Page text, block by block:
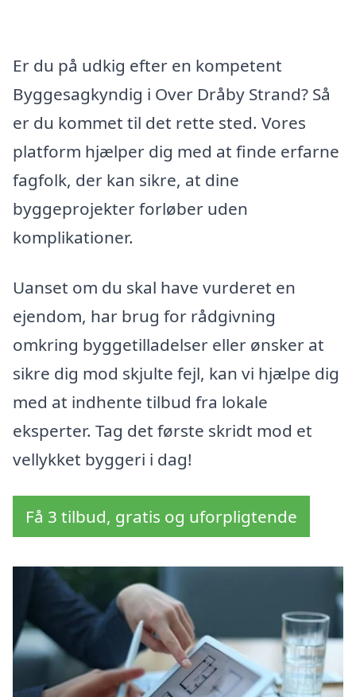
Er du på udkig efter en kompetent
Byggesagkyndig i Over Dråby Strand? Så
er du kommet til det rette sted. Vores
platform hjælper dig med at finde erfarne
fagfolk, der kan sikre, at dine
byggeprojekter forløber uden
komplikationer.
Uanset om du skal have vurderet en
ejendom, har brug for rådgivning
omkring byggetilladelser eller ønsker at
sikre dig mod skjulte fejl, kan vi hjælpe dig
med at indhente tilbud fra lokale
eksperter. Tag det første skridt mod et
vellykket byggeri i dag!
Få 3 tilbud, gratis og uforpligtende